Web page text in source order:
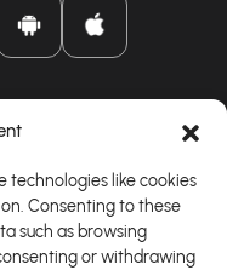
technologies like cookies
Consenting to these
such as browsing
or withdrawing